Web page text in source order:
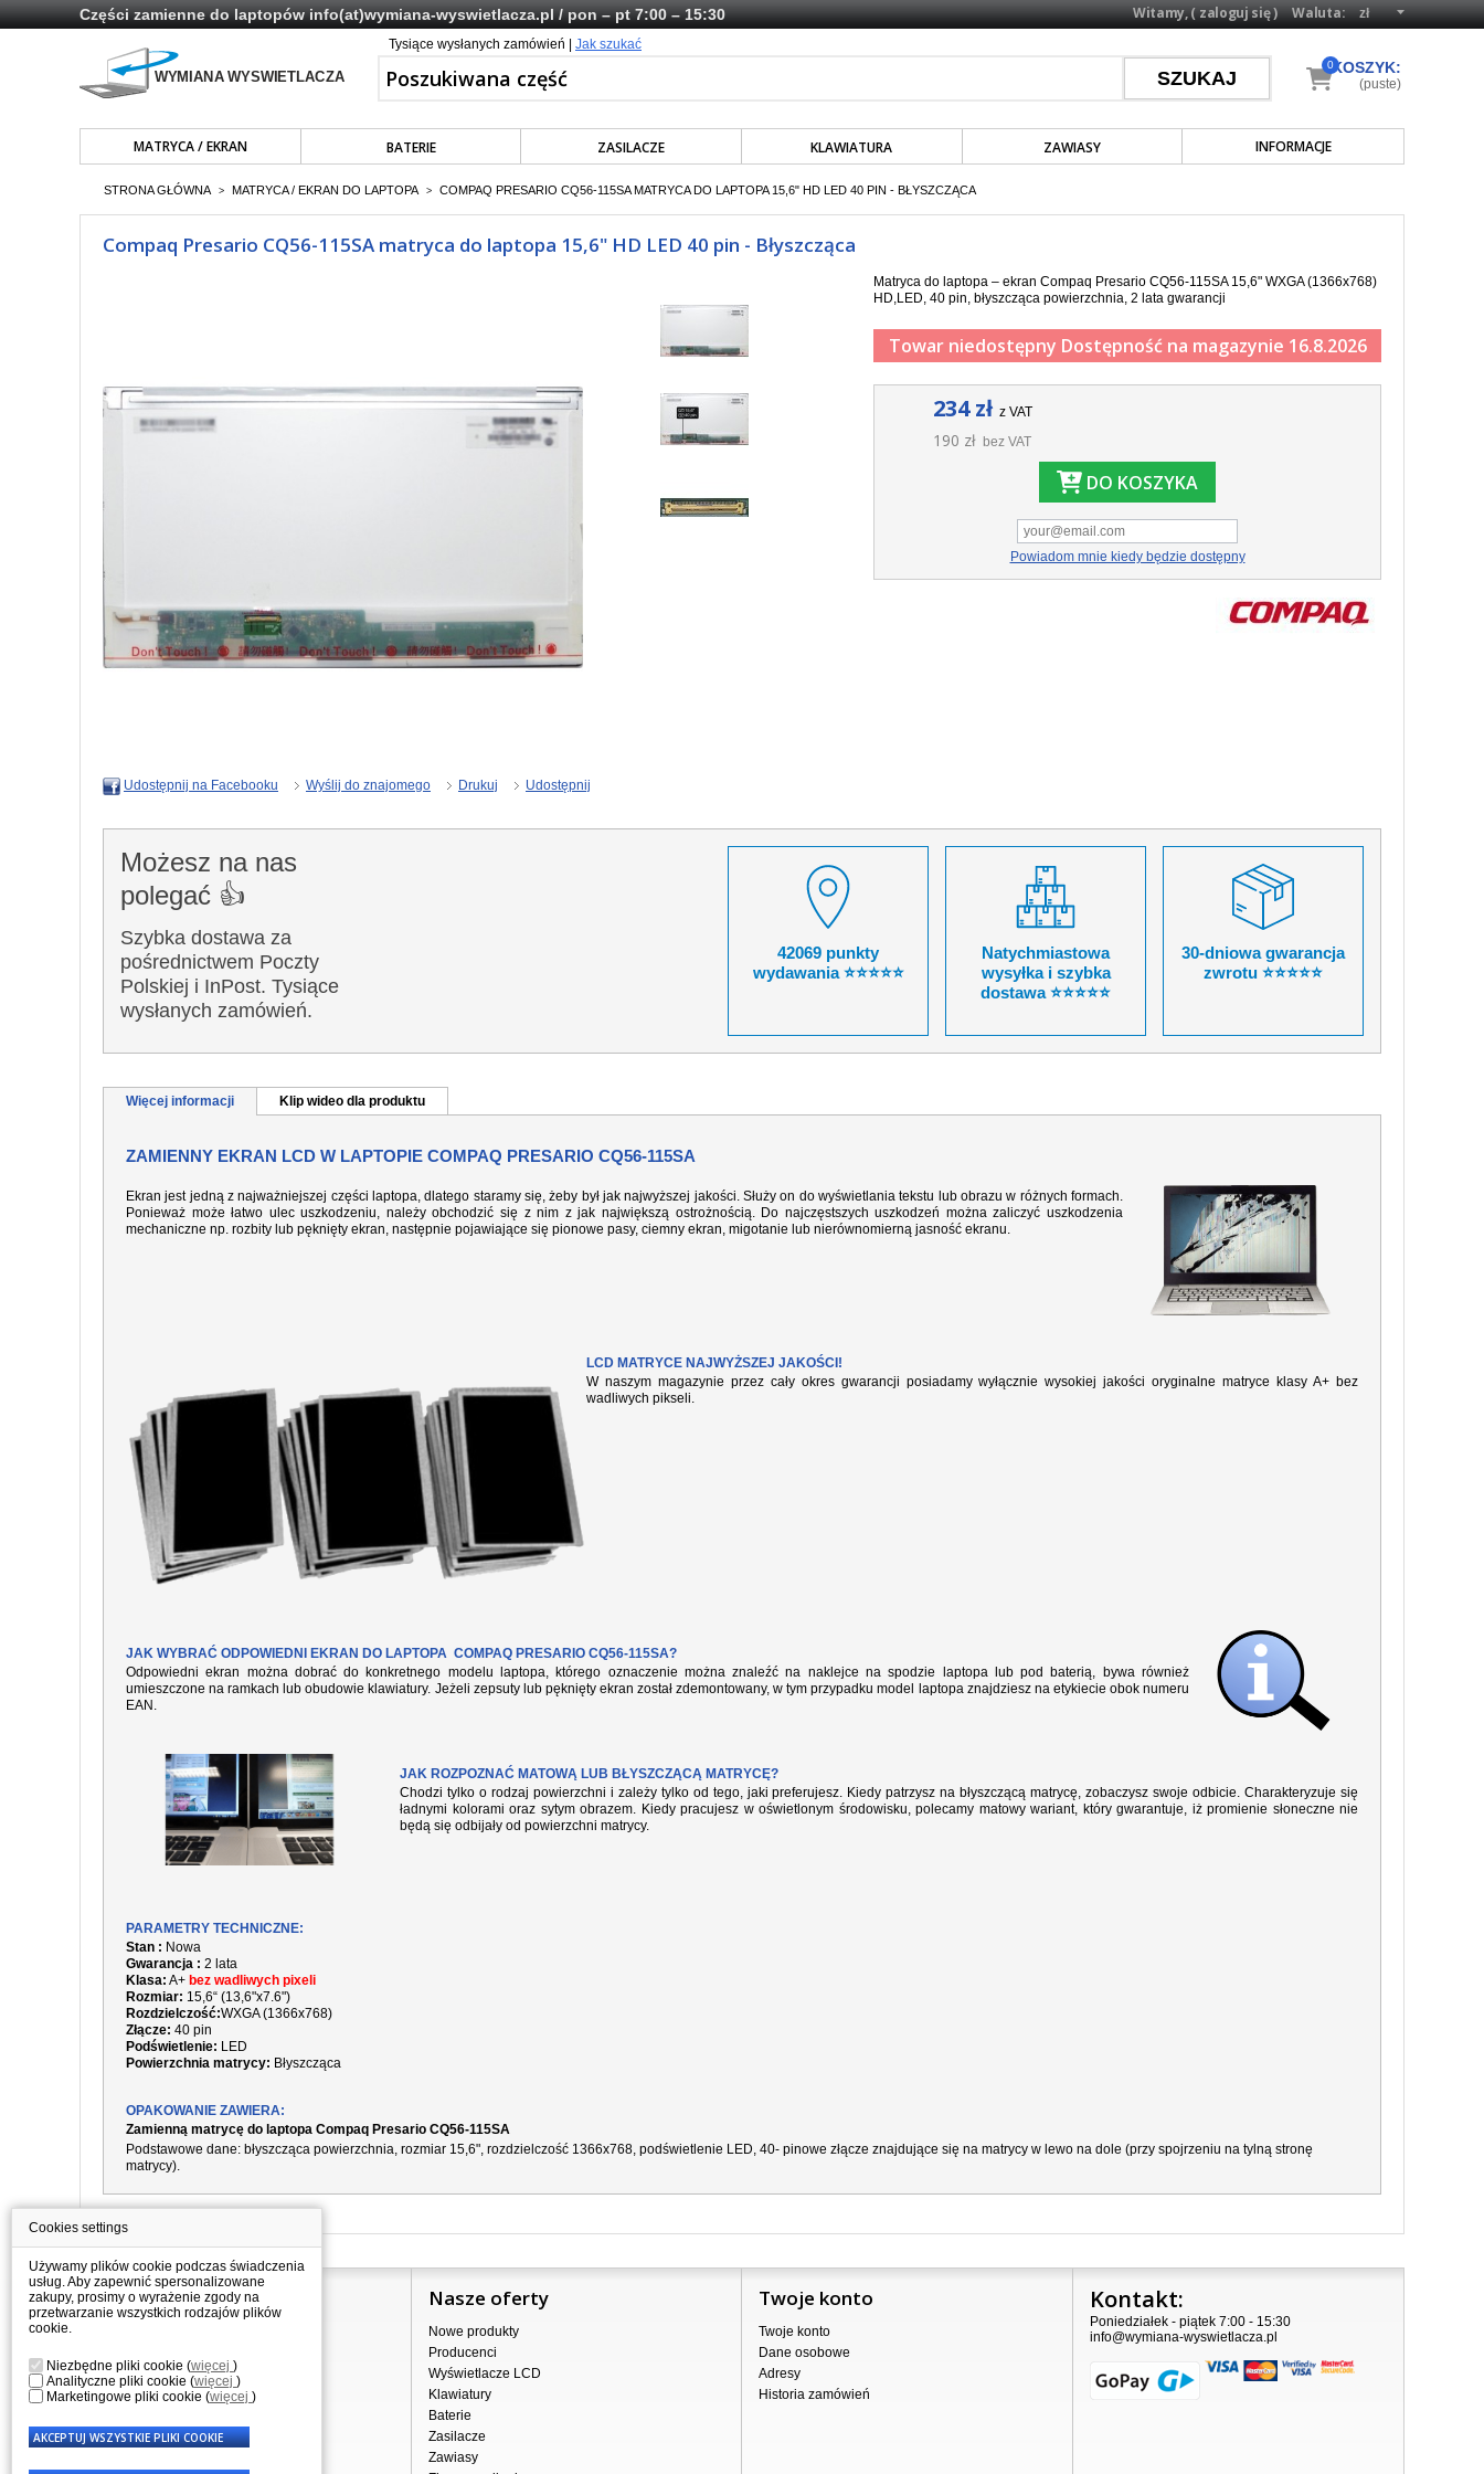
Części zamienne do laptopówinfo(at)wymiana-wyswietlacza.pl/ pon – pt 7:00 – 15:30 Waluta:
Witamy, (zaloguj się)
Tysiące wysłanych zamówień | Jak szukać
MATRYCA / EKRAN BATERIE ZASILACZE KLAWIATURA ZAWIASY INFORMACJE
KOSZYK:
0
(puste)
STRONA GŁÓWNA > MATRYCA / EKRAN DO LAPTOPA > COMPAQ PRESARIO CQ56-115SA MATRYCA DO LAPTOPA 15,6" HD LED 40 PIN - BŁYSZCZĄCA
Compaq Presario CQ56-115SA matryca do laptopa 15,6" HD LED 40 pin - Błyszcząca
Matryca do laptopa – ekran Compaq Presario CQ56-115SA 15,6" WXGA (1366x768)
HD,LED, 40 pin, błyszcząca powierzchnia, 2 lata gwarancji
Towar niedostępny Dostępność na magazynie 16.8.2026
234 zł z VAT
190 zł bez VAT
DO KOSZYKA
Powiadom mnie kiedy będzie dostępny
Udostępnij na Facebooku Wyślij do znajomego Drukuj Udostępnij
Możesz na nas
polegać 👍
Szybka dostawa za
pośrednictwem Poczty
Polskiej i InPost. Tysiące
wysłanych zamówień.
42069 punkty
wydawania ⭐⭐⭐⭐⭐
Natychmiastowa
wysyłka i szybka
dostawa ⭐⭐⭐⭐⭐
30-dniowa gwarancja
zwrotu ⭐⭐⭐⭐⭐
Więcej informacji Klip wideo dla produktu
ZAMIENNY EKRAN LCD W LAPTOPIE COMPAQ PRESARIO CQ56-115SA
Ekran jest jedną z najważniejszej części laptopa, dlatego staramy się, żeby był jak najwyższej jakości. Służy on do wyświetlania tekstu lub obrazu w różnych formach.
Ponieważ może łatwo ulec uszkodzeniu, należy obchodzić się z nim z jak największą ostrożnością. Do najczęstszych uszkodzeń można zaliczyć uszkodzenia
mechaniczne np. rozbity lub pęknięty ekran, następnie pojawiające się pionowe pasy, ciemny ekran, migotanie lub nierównomierną jasność ekranu.
LCD MATRYCE NAJWYŻSZEJ JAKOŚCI!
W naszym magazynie przez cały okres gwarancji posiadamy wyłącznie wysokiej jakości oryginalne matryce klasy A+ bez
wadliwych pikseli.
JAK WYBRAĆ ODPOWIEDNI EKRAN DO LAPTOPA COMPAQ PRESARIO CQ56-115SA?
Odpowiedni ekran można dobrać do konkretnego modelu laptopa, którego oznaczenie można znaleźć na naklejce na spodzie laptopa lub pod baterią, bywa również
umieszczone na ramkach lub obudowie klawiatury. Jeżeli zepsuty lub pęknięty ekran został zdemontowany, w tym przypadku model laptopa znajdziesz na etykiecie obok numeru
EAN.
JAK ROZPOZNAĆ MATOWĄ LUB BŁYSZCZĄCĄ MATRYCĘ?
Chodzi tylko o rodzaj powierzchni i zależy tylko od tego, jaki preferujesz. Kiedy patrzysz na błyszczącą matrycę, zobaczysz swoje odbicie. Charakteryzuje się
ładnymi kolorami oraz sytym obrazem. Kiedy pracujesz w oświetlonym środowisku, polecamy matowy wariant, który gwarantuje, iż promienie słoneczne nie
będą się odbijały od powierzchni matrycy.
PARAMETRY TECHNICZNE:
Stan : Nowa
Gwarancja : 2 lata
Klasa: A+ bez wadliwych pixeli
Rozmiar: 15,6“ (13,6"x7.6")
Rozdzielczość:WXGA (1366x768)
Złącze: 40 pin
Podświetlenie: LED
Powierzchnia matrycy: Błyszcząca
OPAKOWANIE ZAWIERA:
Zamienną matrycę do laptopa Compaq Presario CQ56-115SA
Podstawowe dane: błyszcząca powierzchnia, rozmiar 15,6", rozdzielczość 1366x768, podświetlenie LED, 40- pinowe złącze znajdujące się na matrycy w lewo na dole (przy spojrzeniu na tylną stronę
matrycy).
Informacje
Sprzedaż hurtowa
Nota prawna
Przetwarzanie danych osobowych
Nasze oferty
Nowe produkty
Producenci
Wyświetlacze LCD
Klawiatury
Baterie
Zasilacze
Zawiasy
Twoje konto
Twoje konto
Dane osobowe
Adresy
Historia zamówień
Kontakt:
Poniedziałek - piątek 7:00 - 15:30
info@wymiana-wyswietlacza.pl
Cookies settings
Używamy plików cookie podczas świadczenia
usług. Aby zapewnić spersonalizowane
zakupy, prosimy o wyrażenie zgody na
przetwarzanie wszystkich rodzajów plików
cookie.
Niezbędne pliki cookie (więcej )
Analityczne pliki cookie (więcej )
Marketingowe pliki cookie (więcej )